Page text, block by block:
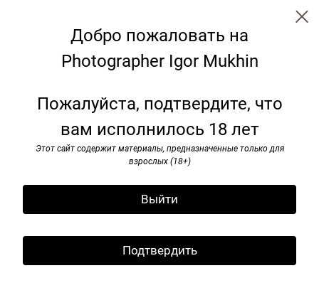
Добро пожаловать на
Photographer Igor Mukhin
Пожалуйста, подтвердите, что
вам исполнилось 18 лет
Этот сайт содержит материалы, предназначенные только для
взрослых (18+)
Выйти
Подтвердить
Trip